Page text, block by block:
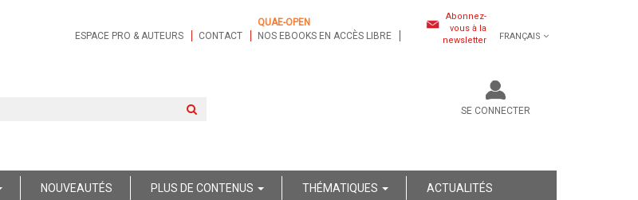
ESPACE PRO & AUTEURS CONTACT
QUAE-OPEN
NOS EBOOKS EN ACCÈS LIBRE
Abonnez-
vous à la
newsletter
FRANÇAIS
SE CONNECTER
NOUVEAUTÉS PLUS DE CONTENUS THÉMATIQUES ACTUALITÉS